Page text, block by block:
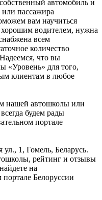
автомобиль и
пассажира
вам научиться
хорошим водителем, нужна
всем
количество
что вы
«Уровень» для того,
клиентам в любое
нашей автошколы или
будем рады
портале
1, Гомель, Беларусь.
рейтинг и отзывы
на
Белоруссии